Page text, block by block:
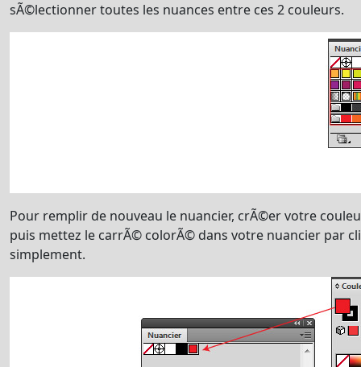
sÃ©lectionner toutes les nuances entre ces 2 couleurs.
Pour remplir de nouveau le nuancier, crÃ©er votre
puis mettez le carrÃ© colorÃ© dans votre nuancier par
simplement.